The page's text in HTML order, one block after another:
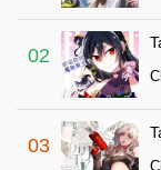
Chapter 779
Chapter 778
Chapter 777
Chapter 776
Chapter 775
02
03